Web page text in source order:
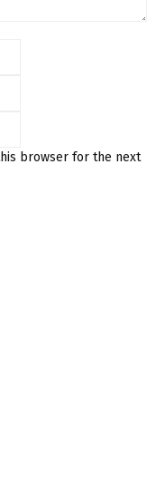
browser for the next